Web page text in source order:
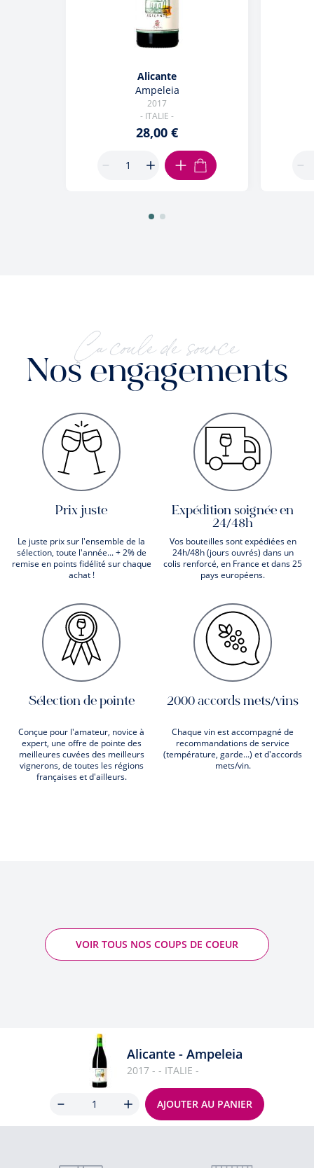
Alicante
Ampeleia
2017
- ITALIE -
28,00 €
AJOUTER AU PANIER
Ça coule de source
Nos engagements
Prix juste
Le juste prix sur l'ensemble de la
sélection, toute l'année... + 2% de
remise en points fidélité sur chaque
achat !
Expédition soignée en
24/48h
Vos bouteilles sont expédiées en
24h/48h (jours ouvrés) dans un
colis renforcé, en France et dans 25
pays européens.
Sélection de pointe
Conçue pour l'amateur, novice à
expert, une offre de pointe des
meilleures cuvées des meilleurs
vignerons, de toutes les régions
françaises et d'ailleurs.
2000 accords mets/vins
Chaque vin est accompagné de
recommandations de service
(température, garde...) et d'accords
mets/vin.
VOIR TOUS NOS COUPS DE COEUR
Alicante - Ampeleia
2017 - - ITALIE -
AJOUTER AU PANIER